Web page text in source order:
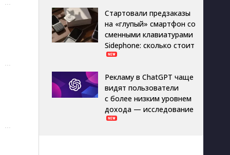
···
···
···
Стартовали предзаказы
на «глупый» смартфон со
сменными клавиатурами
Sidephone: сколько стоит
Рекламу в ChatGPT чаще
видят пользователи
с более низким уровнем
дохода — исследование